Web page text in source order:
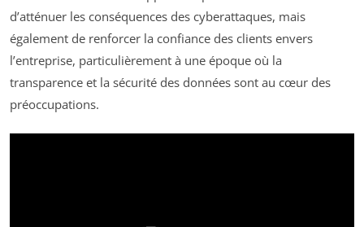
d’atténuer les conséquences des cyberattaques, mais
également de renforcer la confiance des clients envers
l’entreprise, particulièrement à une époque où la
transparence et la sécurité des données sont au cœur des
préoccupations.